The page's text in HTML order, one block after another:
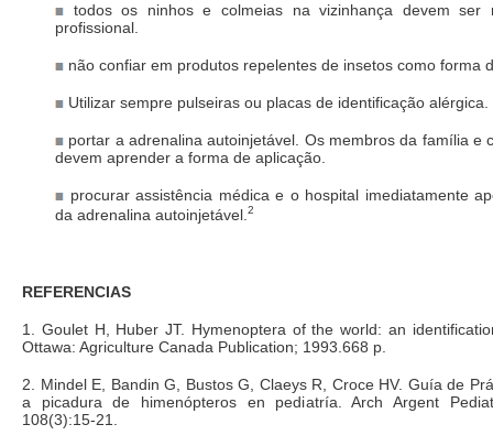
todos os ninhos e colmeias na vizinhança devem ser
profissional.
não confiar em produtos repelentes de insetos como forma
Utilizar sempre pulseiras ou placas de identificação alérgica.
portar a adrenalina autoinjetável. Os membros da família e
devem aprender a forma de aplicação.
procurar assistência médica e o hospital imediatamente
da adrenalina autoinjetável. 2
REFERENCIAS
1. Goulet H, Huber JT. Hymenoptera of the world: an
Ottawa: Agriculture Canada Publication; 1993.668 p.
2. Mindel E, Bandin G, Bustos G, Claeys R, Croce HV. Guía de
a picadura de himenópteros en pediatría. Arch Argent
108(3):15-21.